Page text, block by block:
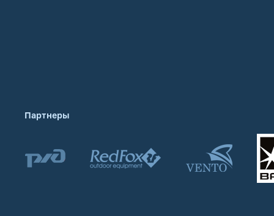
Партнеры